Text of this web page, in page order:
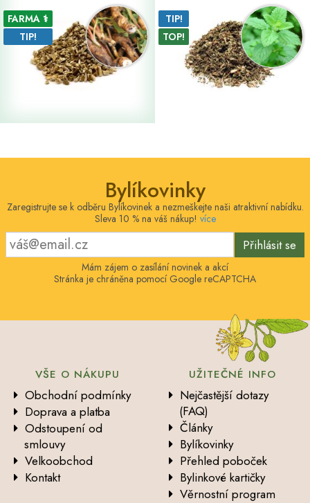
FARMA ⚕
TIP!
TIP!
TOP!
Bylíkovinky
Zaregistrujte se k odběru Bylíkovinek a nezmeškejte naši atraktivní nabídku.
Sleva 10 % na váš nákup! více
Přihlásit se
Mám zájem o zasílání novinek a akcí
Stránka je chráněna pomocí Google reCAPTCHA
VŠE O NÁKUPU
Obchodní podmínky
Doprava a platba
Odstoupení od
smlouvy
Velkoobchod
Kontakt
UŽITEČNÉ INFO
Nejčastější dotazy
(FAQ)
Články
Bylíkovinky
Přehled poboček
Bylinkové kartičky
Věrnostní program